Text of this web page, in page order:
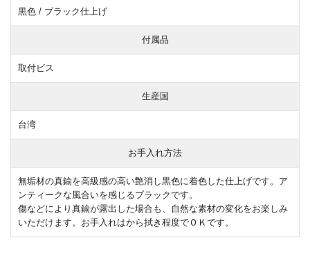
黒色 / ブラック仕上げ
付属品
取付ビス
生産国
台湾
お手入れ方法
無垢材の真鍮を高級感の高い艶消し黒色に着色した仕上げです。ア
ンティークな風合いを感じるブラックです。
傷などにより真鍮が露出した場合も、自然な素材の変化をお楽しみ
いただけます。お手入れはから拭き程度でＯＫです。